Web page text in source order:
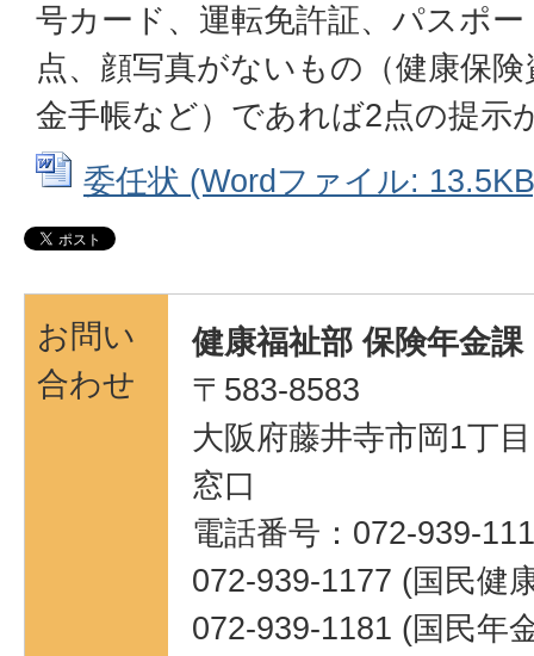
号カード、運転免許証、パスポ
点、顔写真がないもの（健康保
金手帳など）であれば2点の提示
委任状 (Wordファイル:
お問い
合わせ
健康福祉部 保険年金課
〒583-8583
大阪府藤井寺市岡1丁
窓口
電話番号：072-939-
072-939-1177 (国民健
072-939-1181 (国民年